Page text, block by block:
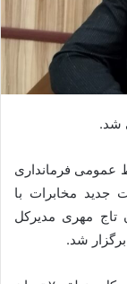
شد.
عمومی فرمانداری
جدید مخابرات با
مهری مدیرکل